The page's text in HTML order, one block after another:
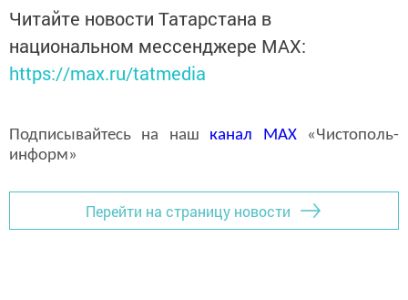
Читайте новости Татарстана в
национальном мессенджере MАХ:
https://max.ru/tatmedia
Подписывайтесь на наш канал MAX«Чистополь-
информ»
Перейти на страницу новости